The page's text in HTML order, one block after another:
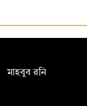
মাহবুব রনি